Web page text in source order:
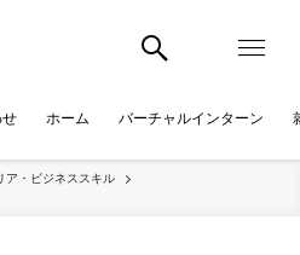
ホーム バーチャルインターン
ア・ビジネススキル